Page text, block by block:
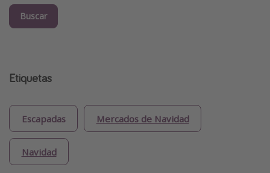
Buscar
Etiquetas
Escapadas Mercados de Navidad
Navidad